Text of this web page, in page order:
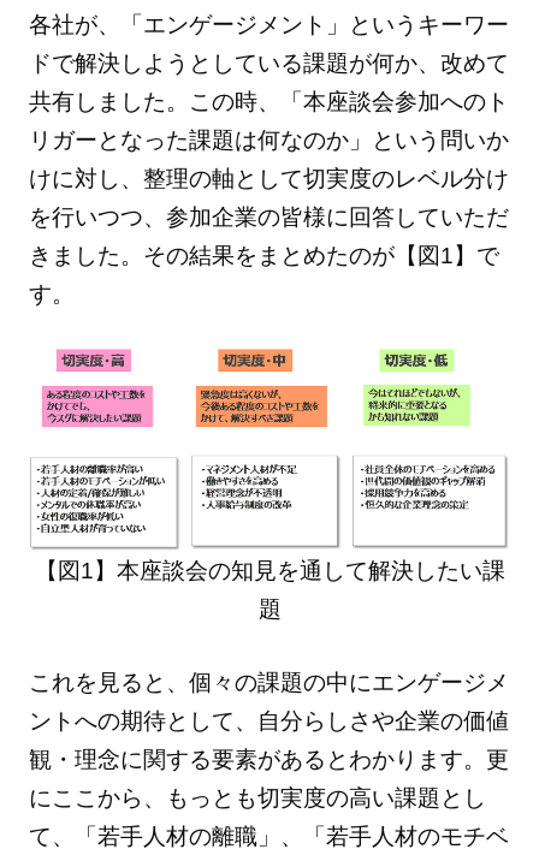
各社が、「エンゲージメント」というキーワー
ドで解決しようとしている課題が何か、改めて
共有しました。この時、「本座談会参加へのト
リガーとなった課題は何なのか」という問いか
けに対し、整理の軸として切実度のレベル分け
を行いつつ、参加企業の皆様に回答していただ
きました。その結果をまとめたのが【図1】で
す。
【図1】本座談会の知見を通して解決したい課
題
これを見ると、個々の課題の中にエンゲージメ
ントへの期待として、自分らしさや企業の価値
観・理念に関する要素があるとわかります。更
にここから、もっとも切実度の高い課題とし
て、「若手人材の離職」、「若手人材のモチベ